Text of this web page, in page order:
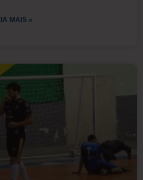
MAIS »